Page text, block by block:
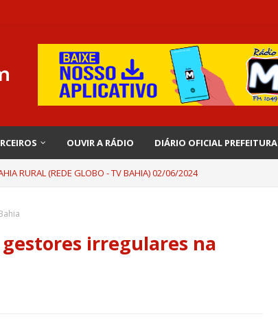
OUVIR A RÁDIO DIÁRIO OFICIAL PREFEITURA
RURAL (REDE GLOBO - TV BAHIA) 02/06/2024
irregulares na